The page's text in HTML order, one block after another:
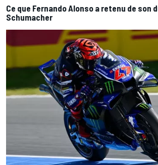
Ce que Fernando Alonso a retenu de son
Schumacher